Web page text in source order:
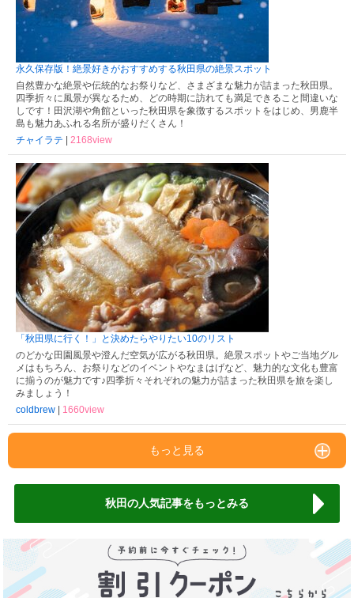
永久保存版！絶景好きがおすすめする秋田県の絶景スポット
自然豊かな絶景や伝統的なお祭りなど、さまざまな魅力が詰まった秋田県。
四季折々に風景が異なるため、どの時期に訪れても満足できること間違いな
しです！田沢湖や角館といった秋田県を象徴するスポットをはじめ、男鹿半
島も魅力あふれる名所が盛りだくさん！
チャイラテ | 2168view
「秋田県に行く！」と決めたらやりたい10のリスト
のどかな田園風景や澄んだ空気が広がる秋田県。絶景スポットやご当地グル
メはもちろん、お祭りなどのイベントやなまはげなど、魅力的な文化も豊富
に揃うのが魅力です♪四季折々それぞれの魅力が詰まった秋田県を旅を楽し
みましょう！
coldbrew | 1660view
もっと見る
秋田の人気記事をもっとみる